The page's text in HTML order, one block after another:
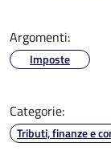
Argomenti:
Imposte
Categorie:
Tributi, finanze e